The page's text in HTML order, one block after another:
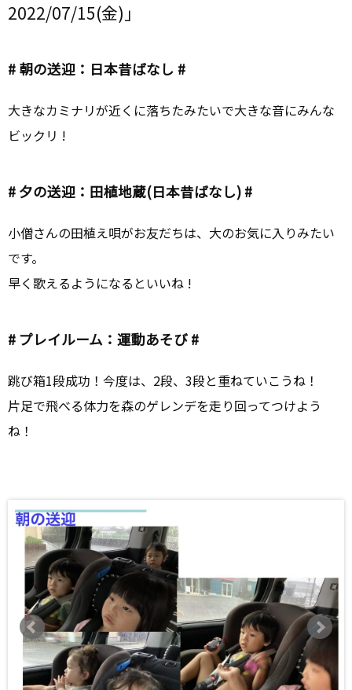
2022/07/15(金)」
# 朝の送迎：日本昔ばなし #
大きなカミナリが近くに落ちたみたいで大きな音にみんな
ビックリ !
# 夕の送迎：田植地蔵(日本昔ばなし) #
小僧さんの田植え唄がお友だちは、大のお気に入りみたい
です。
早く歌えるようになるといいね !
# プレイルーム：運動あそび #
跳び箱1段成功！今度は、2段、3段と重ねていこうね！
片足で飛べる体力を森のゲレンデを走り回ってつけよう
ね！